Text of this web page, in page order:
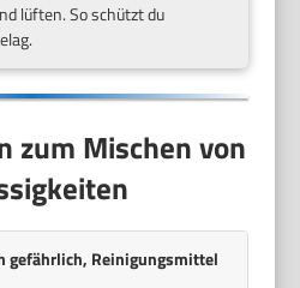
lüften. So schützt du
zum Mischen von
gefährlich, Reinigungsmittel